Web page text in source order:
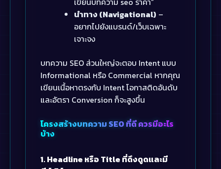
นำทาง (Navigational) –
อยากไปยังแบรนด์/เว็บเฉพาะ
เจาะจง
บทความ SEO ส่วนใหญ่จะตอบ Intent แบบ
Informational หรือ Commercial หากคุณ
เขียนเนื้อหาตรงกับ Intent โอกาสติดอันดับ
และอัตรา Conversion ก็จะสูงขึ้น
โครงสร้างบทความ SEO ที่ดี ควรมีอะไร
บ้าง
1. Headline หรือ Title ที่ดึงดูดและมี